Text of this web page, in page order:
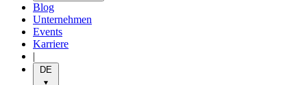
Blog
Unternehmen
Events
Karriere
|
DE